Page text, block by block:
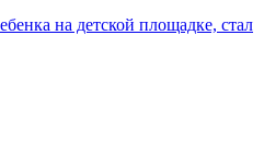
на детской площадке, стал